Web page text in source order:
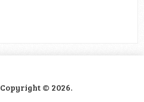
Copyright © 2026.